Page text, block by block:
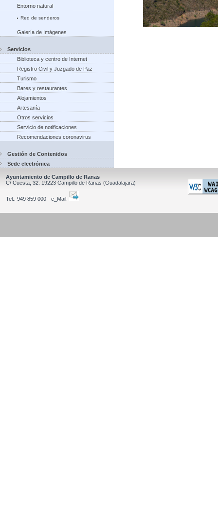
Entorno natural
Red de senderos
Galería de Imágenes
Servicios
Biblioteca y centro de Internet
Registro Civil y Juzgado de Paz
Turismo
Bares y restaurantes
Alojamientos
Artesanía
Otros servicios
Servicio de notificaciones
Recomendaciones coronavirus
Gestión de Contenidos
Sede electrónica
Ayuntamiento de Campillo de Ranas
C\ Cuesta, 32. 19223 Campillo de Ranas (Guadalajara)
Tel.: 949 859 000 - e_Mail: